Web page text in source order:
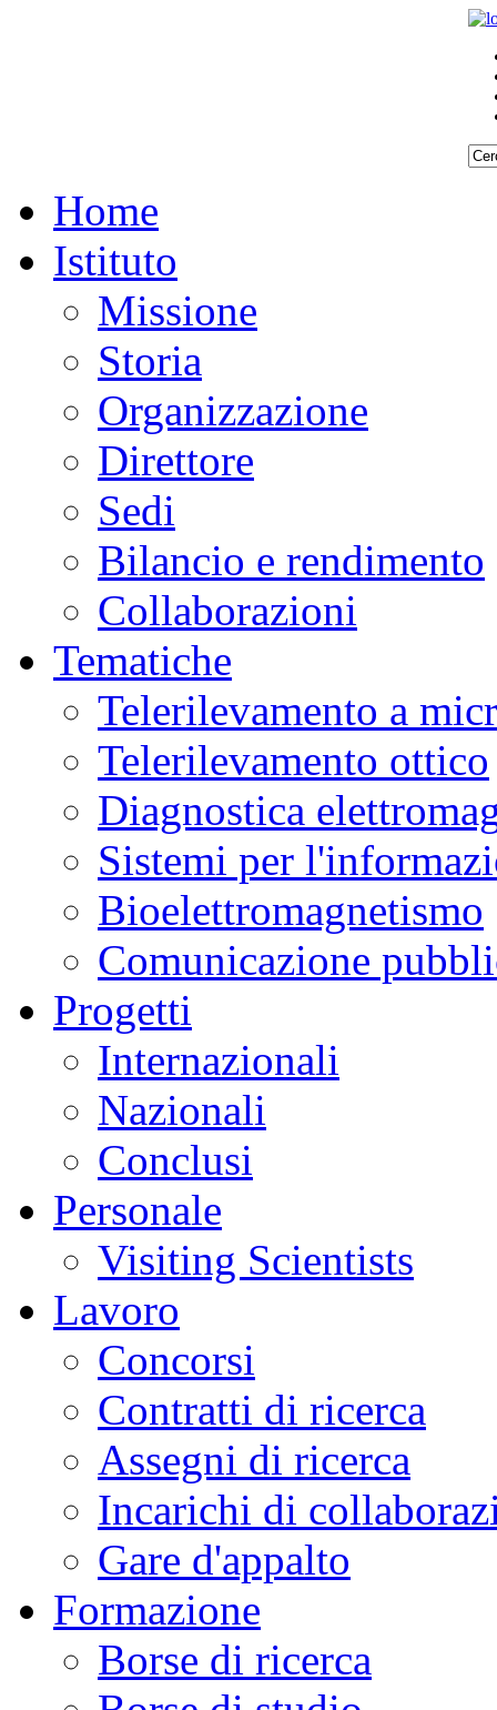
Home
Istituto
Missione
Storia
Organizzazione
Direttore
Sedi
Bilancio e rendimento
Collaborazioni
Tematiche
Telerilevamento a
Telerilevamento ottico
Diagnostica
Sistemi per
Bioelettromagnetismo
Comunicazione
Progetti
Internazionali
Nazionali
Conclusi
Personale
Visiting Scientists
Lavoro
Concorsi
Contratti di ricerca
Assegni di ricerca
Incarichi di
Gare d'appalto
Formazione
Borse di ricerca